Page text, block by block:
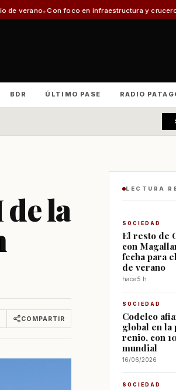
y cruceros: Epaustral proyecta la
BDR ÚLTIMO PASE RADIO
la
COMPARTIR
LECTURA
SOCIEDAD
El resto de
con
fecha para
de verano
hace 5 h
SOCIEDAD
Codelco
global en la
renio, con
mundial
16/06/2026
SOCIEDAD